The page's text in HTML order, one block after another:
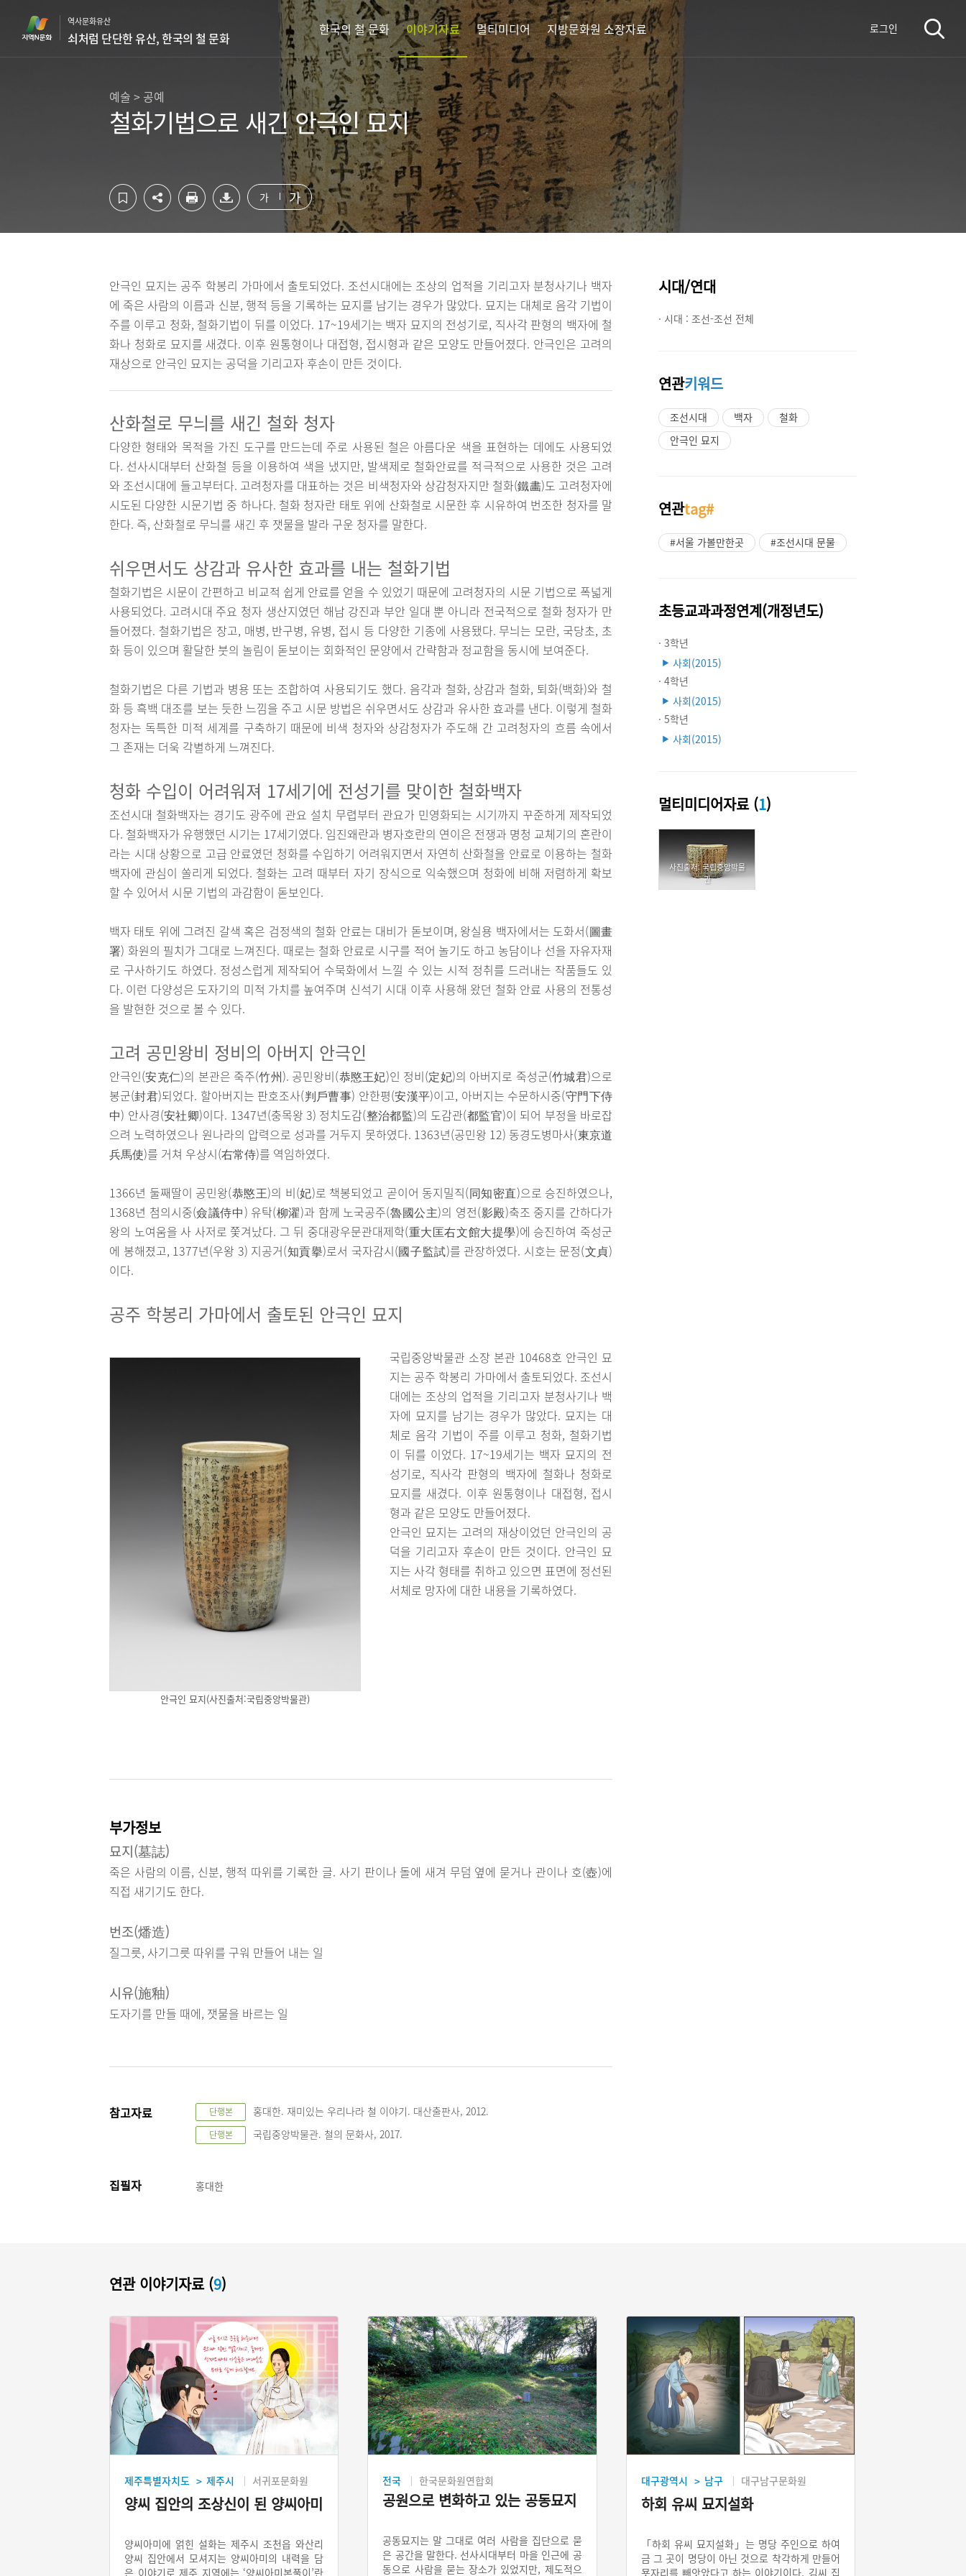
역사문화유산
쇠처럼 단단한 유산, 한국의 철 문화
한국의 철 문화 이야기자료 멀티미디어 지방문화원 소장자료 로그인
예술 > 공예
철화기법으로 새긴 안극인 묘지
가 가
안극인 묘지는 공주 학봉리 가마에서 출토되었다. 조선시대에는 조상의 업적을 기리고자 분청사기나 백자
에 죽은 사람의 이름과 신분, 행적 등을 기록하는 묘지를 남기는 경우가 많았다. 묘지는 대체로 음각 기법이
주를 이루고 청화, 철화기법이 뒤를 이었다. 17~19세기는 백자 묘지의 전성기로, 직사각 판형의 백자에 철
화나 청화로 묘지를 새겼다. 이후 원통형이나 대접형, 접시형과 같은 모양도 만들어졌다. 안극인은 고려의
재상으로 안극인 묘지는 공덕을 기리고자 후손이 만든 것이다.
산화철로 무늬를 새긴 철화 청자
다양한 형태와 목적을 가진 도구를 만드는데 주로 사용된 철은 아름다운 색을 표현하는 데에도 사용되었
다. 선사시대부터 산화철 등을 이용하여 색을 냈지만, 발색제로 철화안료를 적극적으로 사용한 것은 고려
와 조선시대에 들고부터다. 고려청자를 대표하는 것은 비색청자와 상감청자지만 철화(鐵畵)도 고려청자에
시도된 다양한 시문기법 중 하나다. 철화 청자란 태토 위에 산화철로 시문한 후 시유하여 번조한 청자를 말
한다. 즉, 산화철로 무늬를 새긴 후 잿물을 발라 구운 청자를 말한다.
쉬우면서도 상감과 유사한 효과를 내는 철화기법
철화기법은 시문이 간편하고 비교적 쉽게 안료를 얻을 수 있었기 때문에 고려청자의 시문 기법으로 폭넓게
사용되었다. 고려시대 주요 청자 생산지였던 해남 강진과 부안 일대 뿐 아니라 전국적으로 철화 청자가 만
들어졌다. 철화기법은 장고, 매병, 반구병, 유병, 접시 등 다양한 기종에 사용됐다. 무늬는 모란, 국당초, 초
화 등이 있으며 활달한 붓의 놀림이 돋보이는 회화적인 문양에서 간략함과 정교함을 동시에 보여준다.
철화기법은 다른 기법과 병용 또는 조합하여 사용되기도 했다. 음각과 철화, 상감과 철화, 퇴화(백화)와 철
화 등 흑백 대조를 보는 듯한 느낌을 주고 시문 방법은 쉬우면서도 상감과 유사한 효과를 낸다. 이렇게 철화
청자는 독특한 미적 세계를 구축하기 때문에 비색 청자와 상감청자가 주도해 간 고려청자의 흐름 속에서
그 존재는 더욱 각별하게 느껴진다.
청화 수입이 어려워져 17세기에 전성기를 맞이한 철화백자
조선시대 철화백자는 경기도 광주에 관요 설치 무렵부터 관요가 민영화되는 시기까지 꾸준하게 제작되었
다. 철화백자가 유행했던 시기는 17세기였다. 임진왜란과 병자호란의 연이은 전쟁과 명청 교체기의 혼란이
라는 시대 상황으로 고급 안료였던 청화를 수입하기 어려워지면서 자연히 산화철을 안료로 이용하는 철화
백자에 관심이 쏠리게 되었다. 철화는 고려 때부터 자기 장식으로 익숙했으며 청화에 비해 저렴하게 확보
할 수 있어서 시문 기법의 과감함이 돋보인다.
백자 태토 위에 그려진 갈색 혹은 검정색의 철화 안료는 대비가 돋보이며, 왕실용 백자에서는 도화서(圖畫
署) 화원의 필치가 그대로 느껴진다. 때로는 철화 안료로 시구를 적어 놀기도 하고 농담이나 선을 자유자재
로 구사하기도 하였다. 정성스럽게 제작되어 수묵화에서 느낄 수 있는 시적 정취를 드러내는 작품들도 있
다. 이런 다양성은 도자기의 미적 가치를 높여주며 신석기 시대 이후 사용해 왔던 철화 안료 사용의 전통성
을 발현한 것으로 볼 수 있다.
고려 공민왕비 정비의 아버지 안극인
안극인(安克仁)의 본관은 죽주(竹州). 공민왕비(恭愍王妃)인 정비(定妃)의 아버지로 죽성군(竹城君)으로
봉군(封君)되었다. 할아버지는 판호조사(判戶曹事) 안한평(安漢平)이고, 아버지는 수문하시중(守門下侍
中) 안사경(安社卿)이다. 1347년(충목왕 3) 정치도감(整治都監)의 도감관(都監官)이 되어 부정을 바로잡
으려 노력하였으나 원나라의 압력으로 성과를 거두지 못하였다. 1363년(공민왕 12) 동경도병마사(東京道
兵馬使)를 거쳐 우상시(右常侍)를 역임하였다.
1366년 둘째딸이 공민왕(恭愍王)의 비(妃)로 책봉되었고 곧이어 동지밀직(同知密直)으로 승진하였으나,
1368년 첨의시중(僉議侍中) 유탁(柳濯)과 함께 노국공주(魯國公主)의 영전(影殿)축조 중지를 간하다가
왕의 노여움을 사 사저로 쫓겨났다. 그 뒤 중대광우문관대제학(重大匡右文館大提學)에 승진하여 죽성군
에 봉해졌고, 1377년(우왕 3) 지공거(知貢擧)로서 국자감시(國子監試)를 관장하였다. 시호는 문정(文貞)
이다.
공주 학봉리 가마에서 출토된 안극인 묘지
안극인 묘지(사진출처:국립중앙박물관)
국립중앙박물관 소장 본관 10468호 안극인 묘
지는 공주 학봉리 가마에서 출토되었다. 조선시
대에는 조상의 업적을 기리고자 분청사기나 백
자에 묘지를 남기는 경우가 많았다. 묘지는 대
체로 음각 기법이 주를 이루고 청화, 철화기법
이 뒤를 이었다. 17~19세기는 백자 묘지의 전
성기로, 직사각 판형의 백자에 철화나 청화로
묘지를 새겼다. 이후 원통형이나 대접형, 접시
형과 같은 모양도 만들어졌다.
안극인 묘지는 고려의 재상이었던 안극인의 공
덕을 기리고자 후손이 만든 것이다. 안극인 묘
지는 사각 형태를 취하고 있으면 표면에 정선된
서체로 망자에 대한 내용을 기록하였다.
부가정보
묘지(墓誌)
죽은 사람의 이름, 신분, 행적 따위를 기록한 글. 사기 판이나 돌에 새겨 무덤 옆에 묻거나 관이나 호(壺)에
직접 새기기도 한다.
번조(燔造)
질그릇, 사기그릇 따위를 구워 만들어 내는 일
시유(施釉)
도자기를 만들 때에, 잿물을 바르는 일
참고자료 단행본 홍대한. 재미있는 우리나라 철 이야기. 대산출판사, 2012.
단행본 국립중앙박물관. 철의 문화사, 2017.
집필자 홍대한
시대/연대
· 시대 : 조선-조선 전체
연관키워드
조선시대 백자
철화
안극인 묘지
연관tag#
#서울 가볼만한곳 #조선시대 문물
초등교과과정연계(개정년도)
· 3학년
▶ 사회(2015)
· 4학년
▶ 사회(2015)
· 5학년
▶ 사회(2015)
멀티미디어자료 (1)
사진출처: 국립중앙박물
관
연관 이야기자료 (9)
제주특별자치도 > 제주시 서귀포문화원
양씨 집안의 조상신이 된 양씨아미
양씨아미에 얽힌 설화는 제주시 조천읍 와산리
양씨 집안에서 모셔지는 양씨아미의 내력을 담
은 이야기로 제주 지역에는 ‘양씨아미본풀이’란
전국 한국문화원연합회
공원으로 변화하고 있는 공동묘지
공동묘지는 말 그대로 여러 사람을 집단으로 묻
은 공간을 말한다. 선사시대부터 마을 인근에 공
동으로 사람을 묻는 장소가 있었지만, 제도적으
대구광역시 > 남구 대구남구문화원
하회 유씨 묘지설화
「하회 유씨 묘지설화」는 명당 주인으로 하여
금 그 곳이 명당이 아닌 것으로 착각하게 만들어
묫자리를 빼앗았다고 하는 이야기이다. 김씨 집